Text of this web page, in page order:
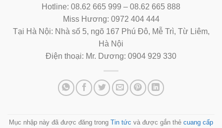
Hotline: 08.62 665 999 – 08.62 665 888
Miss Hương: 0972 404 444
Tại Hà Nội: Nhà số 5, ngõ 167 Phú Đô, Mễ Trì, Từ Liêm,
Hà Nội
Điện thoại: Mr. Dương: 0904 929 330
Mục nhập này đã được đăng trong Tin tức và được gắn thẻ cuang cấp